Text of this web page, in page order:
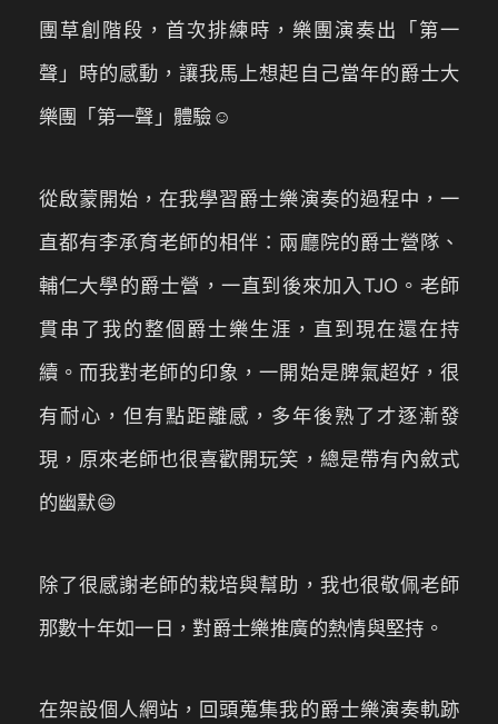
團草創階段，首次排練時，樂團演奏出「第一
聲」時的感動，讓我馬上想起自己當年的爵士大
樂團「第一聲」體驗☺️
從啟蒙開始，在我學習爵士樂演奏的過程中，一
直都有李承育老師的相伴：兩廳院的爵士營隊、
輔仁大學的爵士營，一直到後來加入TJO。老師
貫串了我的整個爵士樂生涯，直到現在還在持
續。而我對老師的印象，一開始是脾氣超好，很
有耐心，但有點距離感，多年後熟了才逐漸發
現，原來老師也很喜歡開玩笑，總是帶有內斂式
的幽默😄
除了很感謝老師的栽培與幫助，我也很敬佩老師
那數十年如一日，對爵士樂推廣的熱情與堅持。
在架設個人網站，回頭蒐集我的爵士樂演奏軌跡